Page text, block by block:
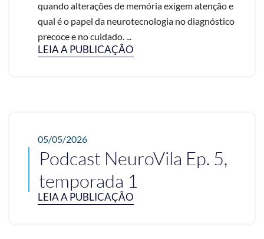
quando alterações de memória exigem atenção e
qual é o papel da neurotecnologia no diagnóstico
precoce e no cuidado. ...
LEIA A PUBLICAÇÃO
05/05/2026
Podcast NeuroVila Ep. 5,
temporada 1
LEIA A PUBLICAÇÃO